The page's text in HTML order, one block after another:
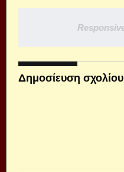
Δημοσίευση σχολίου